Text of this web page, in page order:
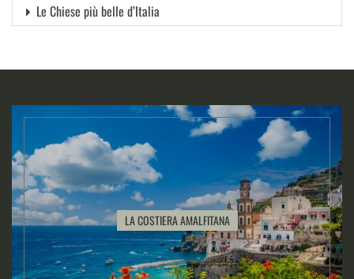
Le Chiese più belle d’Italia
LA COSTIERA AMALFITANA